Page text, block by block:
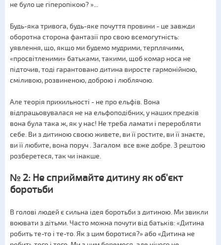
не було це гіперопікою? »...
Будь-яка тривога, будь-яке почуття провини - це завжди
оборотна сторона фантазії про свою всемогутність:
уявлення, що, якщо ми будемо мудрими, терплячими,
«просвітленими» батьками, такими, щоб комар носа не
підточив, тоді гарантовано дитина виросте гармонійною,
сміливою, розвиненою, доброю і люблячою.
Але теорія прихильності - не про ельфів. Вона
відпрацьовувалася не на ельфоподібних, у наших предків
вона була така ж, як у нас! Не треба ламати і переробляти
себе. Ви з дитиною своєю живете, ви її ростите, ви її знаєте,
ви її любите, вона поруч . Загалом все вже добре. З рештою
розберетеся, так чи інакше.
№ 2: Не сприймайте дитину як об'єкт
боротьби
В голові людей є сильна ідея боротьби з дитиною. Ми звикли
воювати з дітьми. Часто можна почути від батьків: «Дитина
робить те-то і те-то. Як з цим боротися?» або «Дитина не